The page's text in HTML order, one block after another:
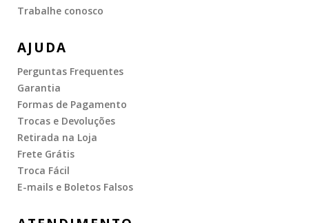
Trabalhe conosco
AJUDA
Perguntas Frequentes
Garantia
Formas de Pagamento
Trocas e Devoluções
Retirada na Loja
Frete Grátis
Troca Fácil
E-mails e Boletos Falsos